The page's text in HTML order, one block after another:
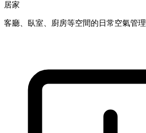
居家
客廳、臥室、廚房等空間的日常空氣管理